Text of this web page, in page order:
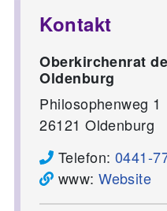
Kontakt
Oberkirchenrat
Oldenburg
Philosophenweg 1
26121 Oldenburg
Telefon: 0441-
www:Website